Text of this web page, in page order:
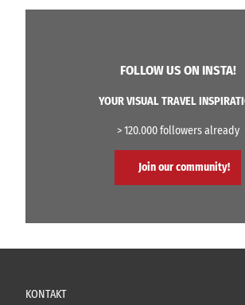
FOLLOW US ON INSTA!
YOUR VISUAL TRAVEL
> 120.000 followers already
Join our community!
KONTAKT